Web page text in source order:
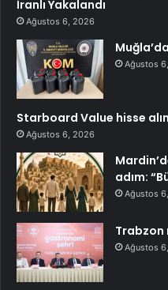
İranlı Yakalandı
Ağustos 6, 2026
Ağustos
Starboard Value hisse
Ağustos 6, 2026
adım:
Ağustos
Trabzon
Ağustos